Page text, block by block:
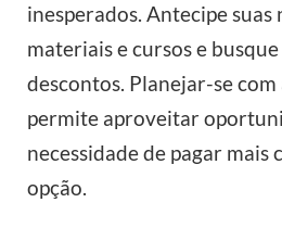
inesperados. Antecipe suas
materiais e cursos e
descontos. Planejar-se
permite aproveitar
necessidade de pagar mais
opção.